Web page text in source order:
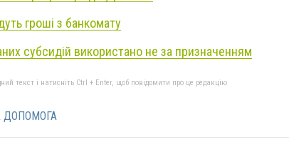
гроші з банкомату
субсидій використано не за призначенням
текст і натисніть Ctrl + Enter, щоб повідомити про це редакцію
ДОПОМОГА